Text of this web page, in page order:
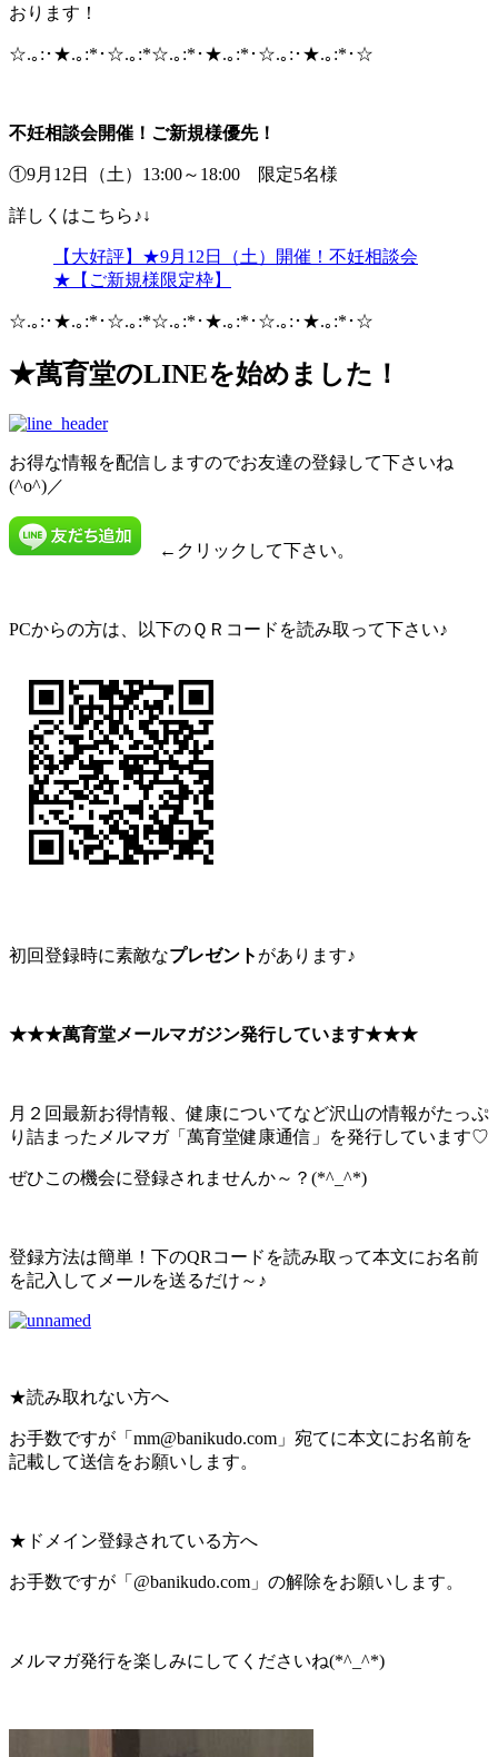
おります！
☆.｡:･★.｡:*･☆.｡:*☆.｡:*･★.｡:*･☆.｡:･★.｡:*･☆
不妊相談会開催！ご新規様優先！
①9月12日（土）13:00～18:00 限定5名様
詳しくはこちら♪↓
【大好評】★9月12日（土）開催！不妊相談会
★【ご新規様限定枠】
☆.｡:･★.｡:*･☆.｡:*☆.｡:*･★.｡:*･☆.｡:･★.｡:*･☆
★萬育堂のLINEを始めました！
お得な情報を配信しますのでお友達の登録して下さいね
(^o^)／
←クリックして下さい。
PCからの方は、以下のＱＲコードを読み取って下さい♪
初回登録時に素敵なプレゼント があります♪
★★★萬育堂メールマガジン発行しています★★★
月２回最新お得情報、健康についてなど沢山の情報がたっぷ
り詰まったメルマガ「萬育堂健康通信」を発行しています♡
ぜひこの機会に登録されませんか～？(*^_^*)
登録方法は簡単！下のQRコードを読み取って本文にお名前
を記入してメールを送るだけ～♪
★読み取れない方へ
お手数ですが「mm@banikudo.com」宛てに本文にお名前を
記載して送信をお願いします。
★ドメイン登録されている方へ
お手数ですが「@banikudo.com」の解除をお願いします。
メルマガ発行を楽しみにしてくださいね(*^_^*)